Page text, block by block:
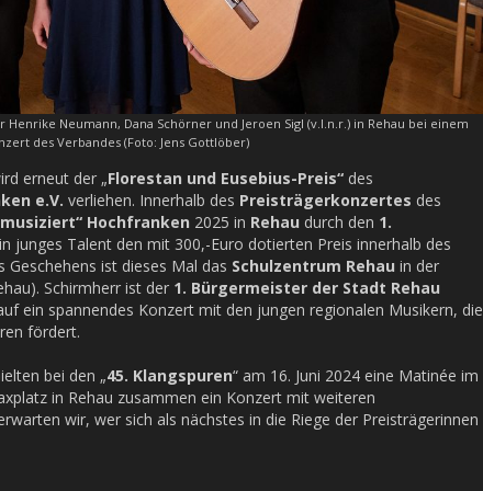
Neumann, Dana Schörner und Jeroen Sigl (v.l.n.r.) in Rehau bei einem
des Verbandes (Foto: Jens Gottlöber)
erneut der „Florestan und Eusebius-Preis“ des
e.V. verliehen. Innerhalb des Preisträgerkonzertes des
Hochfranken 2025 in Rehau durch den 1.
junges Talent den mit 300,-Euro dotierten Preis innerhalb des
ist dieses Mal das Schulzentrum Rehau in der
Schirmherr ist der 1. Bürgermeister der Stadt Rehau
ein spannendes Konzert mit den jungen regionalen Musikern, die
fördert.
bei den „45. Klangspuren“ am 16. Juni 2024 eine Matinée im
in Rehau zusammen ein Konzert mit weiteren
wir, wer sich als nächstes in die Riege der Preisträgerinnen